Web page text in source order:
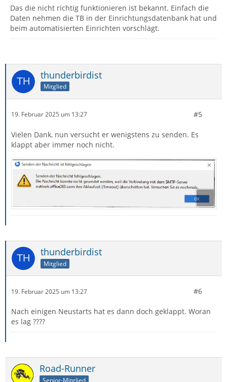
Das die nicht richtig funktionieren ist bekannt. Einfach die
Daten nehmen die TB in der Einrichtungsdatenbank hat und
beim automatisierten Einrichten vorschlägt.
thunderbirdist
Mitglied
19. Februar 2025 um 13:27 #5
Vielen Dank, nun versucht er wenigstens zu senden. Es
klappt aber immer noch nicht.
thunderbirdist
Mitglied
19. Februar 2025 um 13:27 #6
Nach einigen Neustarts hat es dann doch geklappt. Woran
es lag ????
Road-Runner